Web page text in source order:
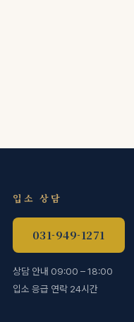
입소 상담
031-949-1271
상담 안내 09:00 – 18:00
입소 응급 연락 24시간